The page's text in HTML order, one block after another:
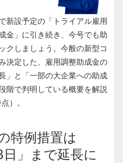
新設予定の「トライアル雇用
金」に引き続き、今号でも助
クしましょう。今般の新型コ
決定した、雇用調整助成金の
」と「一部の大企業への助成
階で判明している概要を解説
）。
特例措置は
日」まで延長に